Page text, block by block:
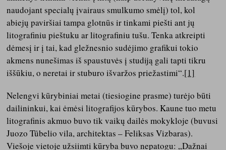
naudojant specialų įvairaus smulkumo smėlį) tol, kol
abiejų paviršiai tampa glotnūs ir tinkami piešti ant jų
litografiniu pieštuku ar litografiniu tušu. Tenka atkreipti
dėmesį ir į tai, kad gležnesnio sudėjimo grafikui tokio
akmens nunešimas iš spaustuvės į studiją gali tapti tikru
iššūkiu, o neretai ir stuburo išvaržos priežastimi“.[1]
Nelengvi kūrybiniai metai (tiesiogine prasme) turėjo būti
dailininkui, kai ėmėsi litografijos kūrybos. Kaune tuo metu
litografinis akmuo buvo tik vaikų dailės mokykloje (buvusi
Juozo Tūbelio vila, architektas – Feliksas Vizbaras).
Viešoje vietoje užsiimti kūryba buvo nepatogu: „Dažnai